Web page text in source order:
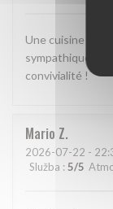
Une cuisine
sympathique. Il
convivialité !
Mario Z
2026-07-22 -
Služba : 5/5